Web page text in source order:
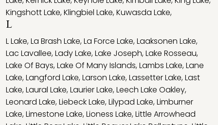
Kingshott Lake,Klingbiel Lake,Kuwasda Lake,
L
L Lake,La Brash Lake,La Force Lake,Laaksonen Lake,
Lac Lavallee,Lady Lake,Lake Joseph,Lake Rosseau,
Lake Of Bays,Lake Of Many Islands,Lambs Lake,Lane
Lake,Langford Lake,Larson Lake,Lassetter Lake,Last
Lake,Laural Lake,Laurier Lake,Leech Lake Oakley,
Leonard Lake,Liebeck Lake,Lilypad Lake,Limburner
Lake,Limestone Lake,Lioness Lake,Little Arrowhead